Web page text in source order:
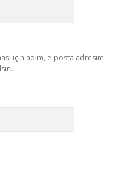
için adım, e-posta adresim